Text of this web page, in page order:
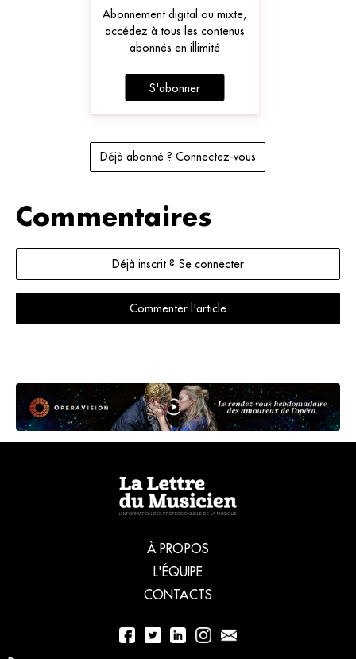
Abonnement digital ou mixte,
accédez à tous les contenus
abonnés en illimité
S'abonner
Déjà abonné ? Connectez-vous
Commentaires
Déjà inscrit ? Se connecter
Commenter l'article
À PROPOS
L'ÉQUIPE
CONTACTS